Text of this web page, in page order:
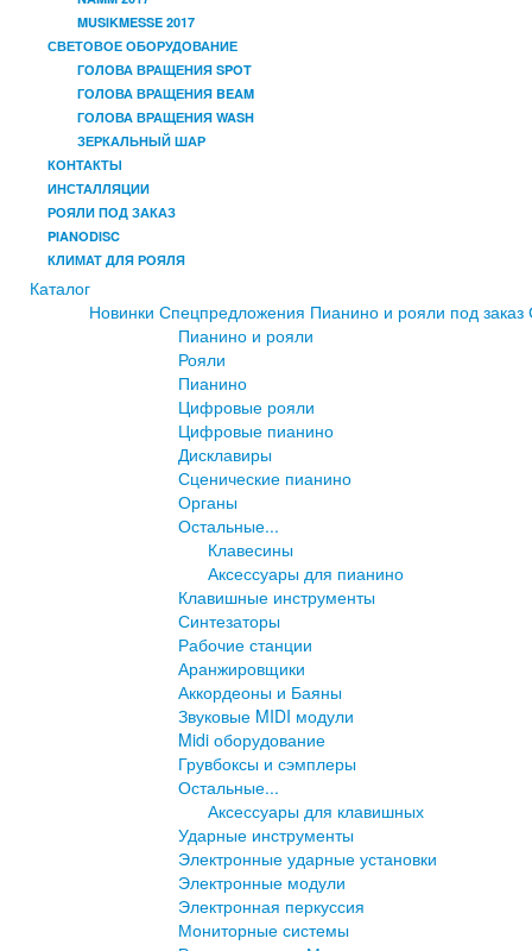
MUSIKMESSE 2017
СВЕТОВОЕ ОБОРУДОВАНИЕ
ГОЛОВА ВРАЩЕНИЯ SPOT
ГОЛОВА ВРАЩЕНИЯ BEAM
ГОЛОВА ВРАЩЕНИЯ WASH
ЗЕРКАЛЬНЫЙ ШАР
КОНТАКТЫ
ИНСТАЛЛЯЦИИ
РОЯЛИ ПОД ЗАКАЗ
PIANODISC
КЛИМАТ ДЛЯ РОЯЛЯ
Каталог
Новинки Спецпредложения Пианино и рояли под заказ
Пианино и рояли
Рояли
Пианино
Цифровые рояли
Цифровые пианино
Дисклавиры
Сценические пианино
Органы
Остальные...
Клавесины
Аксессуары для пианино
Клавишные инструменты
Синтезаторы
Рабочие станции
Аранжировщики
Аккордеоны и Баяны
Звуковые MIDI модули
Midi оборудование
Грувбоксы и сэмплеры
Остальные...
Аксессуары для клавишных
Ударные инструменты
Электронные ударные установки
Электронные модули
Электронная перкуссия
Мониторные системы